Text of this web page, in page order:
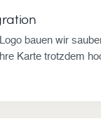
bauen wir
Karte trotzdem